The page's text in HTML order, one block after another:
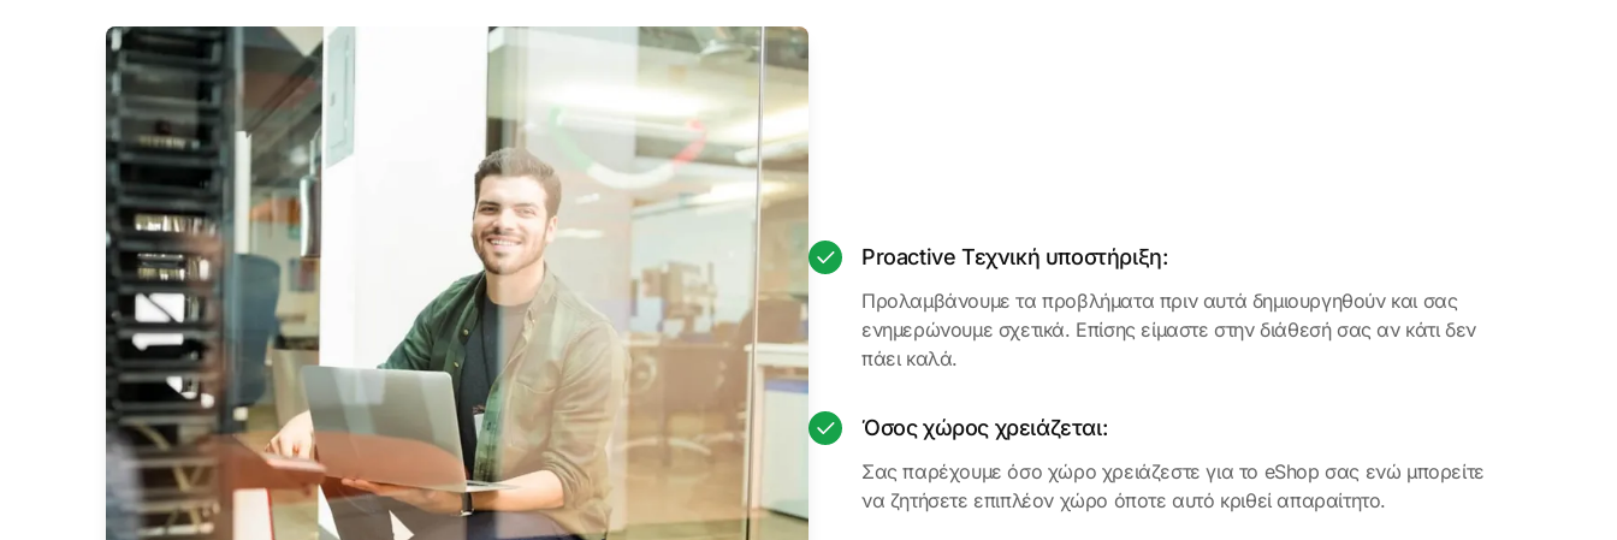
Proactive Τεχνική υποστήριξη:
Προλαμβάνουμε τα προβλήματα πριν αυτά δημιουργηθούν και σας
ενημερώνουμε σχετικά. Επίσης είμαστε στην διάθεσή σας αν κάτι δεν
πάει καλά.
Όσος χώρος χρειάζεται:
Σας παρέχουμε όσο χώρο χρειάζεστε για το eShop σας ενώ μπορείτε
να ζητήσετε επιπλέον χώρο όποτε αυτό κριθεί απαραίτητο.